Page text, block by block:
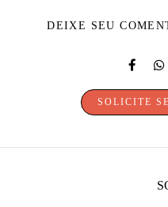
DEIXE SEU
SOLICITE